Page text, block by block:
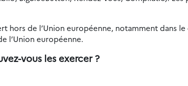
hors de l’Union européenne, notamment dans
l’Union européenne.
vous les exercer ?